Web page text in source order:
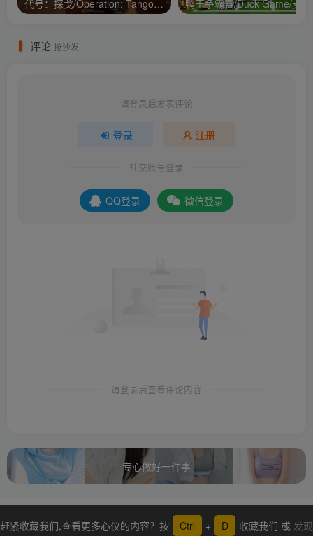
代号：探戈/Operation: Tango/支持网络联机
评论 抢沙发
请登录后发表评论
登录 注册
社交账号登录
QQ登录 微信登录
请登录后查看评论内容
专心做好一件事
赶紧收藏我们,查看更多心仪的内容？按 Ctrl + D 收藏我们 或 发现